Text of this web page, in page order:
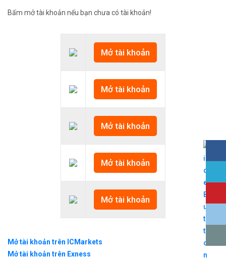
Bấm mở tài khoản nếu bạn chưa có tài khoản!
Mở tài khoản
Mở tài khoản
Mở tài khoản
Mở tài khoản
Mở tài khoản
Mở tài khoản trên ICMarkets
Mở tài khoản trên Exness